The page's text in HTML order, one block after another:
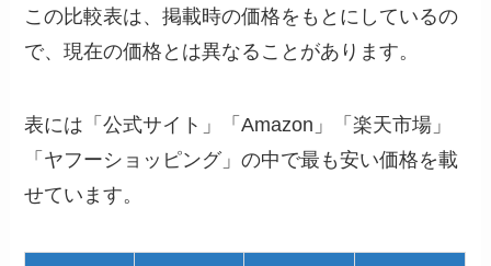
この比較表は、掲載時の価格をもとにしているの
で、現在の価格とは異なることがあります。
表には「公式サイト」「Amazon」「楽天市場」
「ヤフーショッピング」の中で最も安い価格を載
せています。